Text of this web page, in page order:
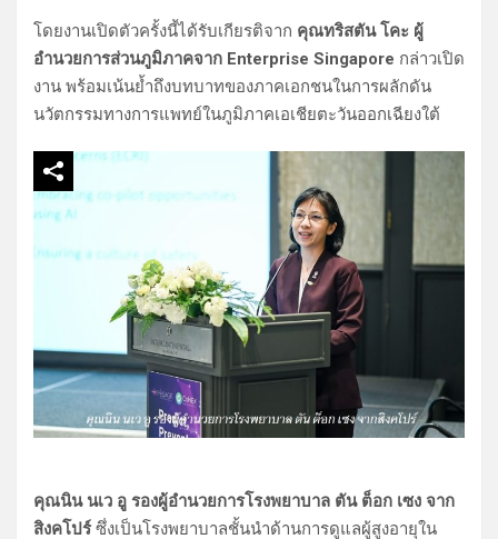
โดยงานเปิดตัวครั้งนี้ได้รับเกียรติจาก คุณทริสตัน โคะ ผู้
อำนวยการส่วนภูมิภาคจาก Enterprise Singapore กล่าวเปิด
งาน พร้อมเน้นย้ำถึงบทบาทของภาคเอกชนในการผลักดัน
นวัตกรรมทางการแพทย์ในภูมิภาคเอเชียตะวันออกเฉียงใต้
คุณนิน นเว อู รองผู้อำนวยการโรงพยาบาล ตัน ต็อก เซง จาก
สิงคโปร์ซึ่งเป็นโรงพยาบาลชั้นนำด้านการดูแลผู้สูงอายุใน